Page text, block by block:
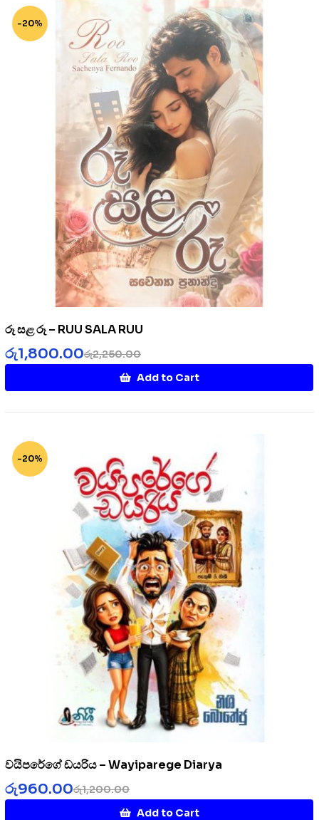
-20%
රූ සළ රූ – RUU SALA RUU
රු2,250.00
රු1,800.00
Add to Cart
-20%
වයිපරේගේ ඩයරිය – Wayiparege Diarya
රු1,200.00
රු960.00
Add to Cart